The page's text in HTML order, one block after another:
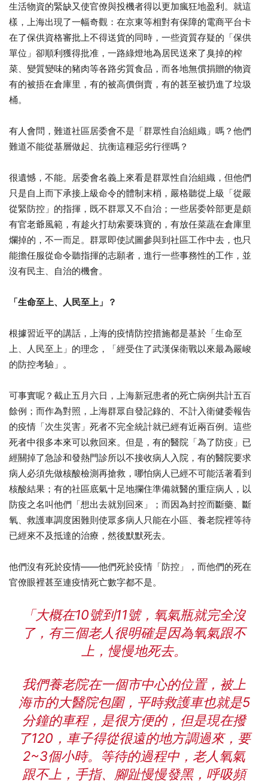
生活物資的緊缺又使官僚與投機者得以更加瘋狂地盈利。就這
樣，上海出現了一幅奇觀：在京東等相對有保障的電商平台卡
在了保供資格審批上不得送貨的同時，一些資質存疑的「保供
單位」卻順利獲得批准，一路綠燈地為居民送來了臭掉的榨
菜、變質變味的豬肉等各路劣質食品，而各地無償捐贈的物資
有的被捂在倉庫里，有的被高價倒賣，有的甚至被扔進了垃圾
桶。
有人會問，難道社區居委會不是「群眾性自治組織」嗎？他們
難道不能從基層做起、抗衡這種惡劣行徑嗎？
很遺憾，不能。居委會名義上來看是群眾性自治組織，但他們
只是自上而下承接上級命令的體制末梢，嚴格聽從上級「從嚴
從緊防控」的指揮，既不群眾又不自治；一些居委幹部更是頗
有官老爺風範，有趁火打劫索要珠寶的，有放任菜蔬在倉庫里
爛掉的，不一而足。群眾即使試圖參與到社區工作中去，也只
能擔任服從命令聽指揮的志願者，進行一些事務性的工作，並
沒有民主、自治的機會。
「生命至上、人民至上」？
根據習近平的講話，上海的疫情防控措施都是基於「生命至
上、人民至上」的理念，「經受住了武漢保衛戰以來最為嚴峻
的防控考驗」。
可事實呢？截止五月六日，上海新冠患者的死亡病例共計五百
餘例；而作為對照，上海群眾自發記錄的、不計入衛健委報告
的疫情「次生災害」死者不完全統計就已經有近兩百例。這些
死者中很多本來可以救回來。但是，有的醫院「為了防疫」已
經關掉了急診和發熱門診所以不接收病人入院，有的醫院要求
病人必須先做核酸檢測再搶救，哪怕病人已經不可能活著看到
核酸結果；有的社區底氣十足地攔住準備就醫的重症病人，以
防疫之名叫他們「想出去就別回來」；而因為封控而斷藥、斷
氧、救護車調度困難則使眾多病人只能在小區、養老院裡等待
已經來不及抵達的治療，然後默默死去。
他們沒有死於疫情——他們死於疫情「防控」，而他們的死在
官僚眼裡甚至連疫情死亡數字都不是。
「大概在10號到11號，氧氣瓶就完全沒
了，有三個老人很明確是因為氧氣跟不
上，慢慢地死去。
我們養老院在一個市中心的位置，被上
海市的大醫院包圍，平時救護車也就是5
分鐘的車程，是很方便的，但是現在撥
了120，車子得從很遠的地方調過來，要
2~3個小時。等待的過程中，老人氧氣
跟不上，手指、腳趾慢慢發黑，呼吸頻